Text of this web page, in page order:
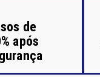
de
após